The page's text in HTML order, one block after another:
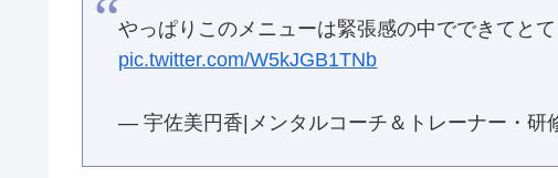
やっぱりこのメニューは緊張感の中でできてと
pic.twitter.com/W5kJGB1TNb
— 宇佐美円香|メンタルコーチ＆トレーナー・研